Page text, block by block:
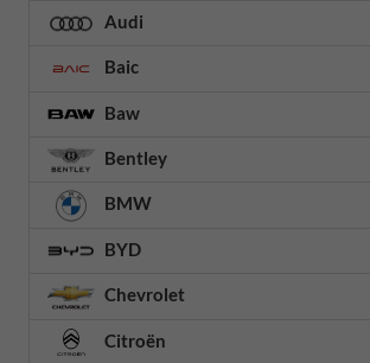
Audi
Baic
Baw
Bentley
BMW
BYD
Chevrolet
Citroën